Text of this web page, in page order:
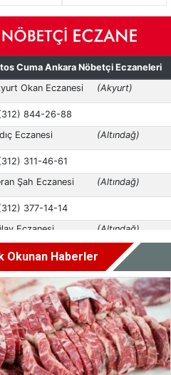
Okunan Haberler